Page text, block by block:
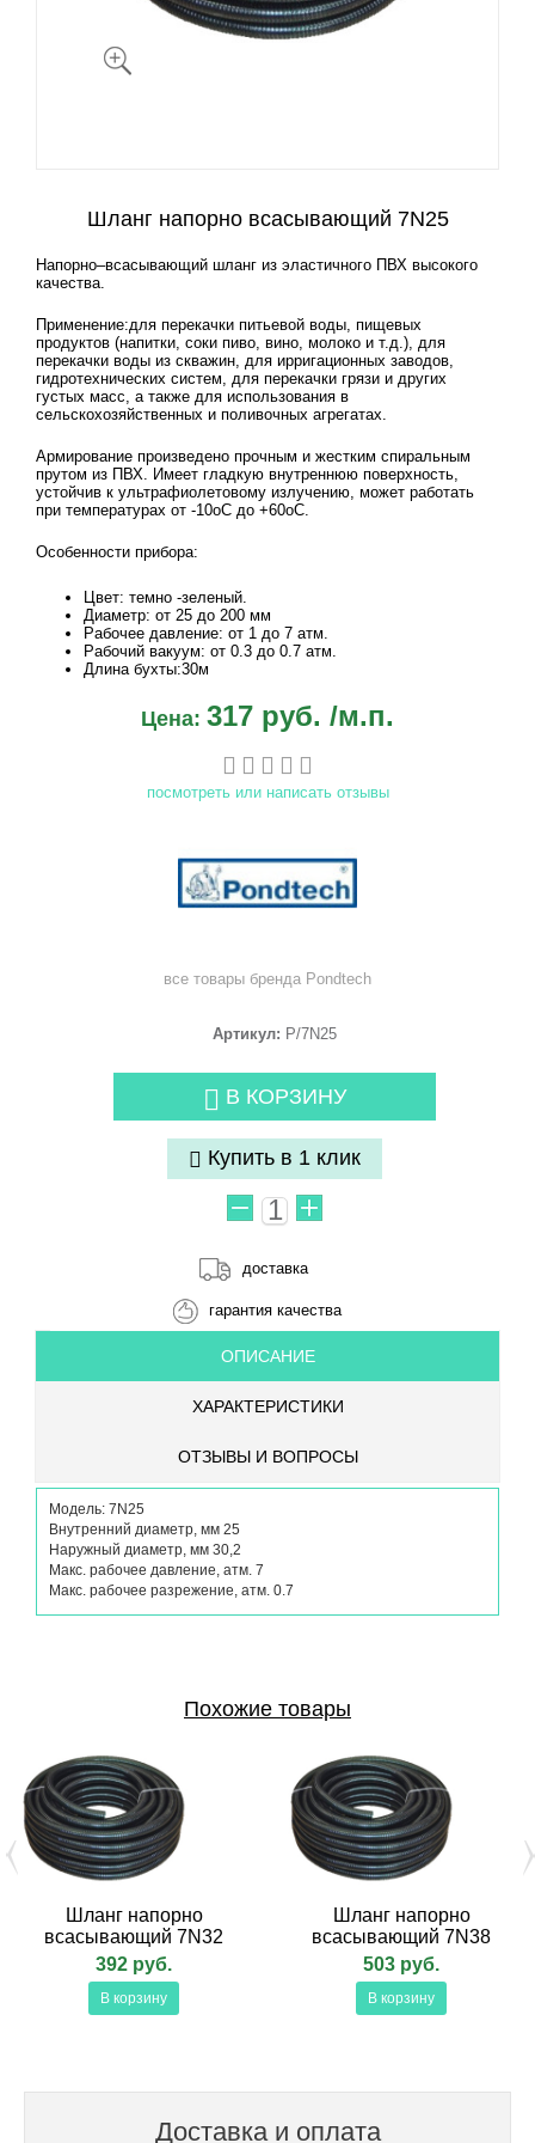
Шланг напорно всасывающий 7N25
Напорно–всасывающий шланг из эластичного ПВХ высокого
качества.
Применение:для перекачки питьевой воды, пищевых
продуктов (напитки, соки пиво, вино, молоко и т.д.), для
перекачки воды из скважин, для ирригационных заводов,
гидротехнических систем, для перекачки грязи и других
густых масс, а также для использования в
сельскохозяйственных и поливочных агрегатах.
Армирование произведено прочным и жестким спиральным
прутом из ПВХ. Имеет гладкую внутреннюю поверхность,
устойчив к ультрафиолетовому излучению, может работать
при температурах от -10оС до +60оС.
Особенности прибора:
Цвет: темно -зеленый.
Диаметр: от 25 до 200 мм
Рабочее давление: от 1 до 7 атм.
Рабочий вакуум: от 0.3 до 0.7 атм.
Длина бухты:30м
Цена: 317 руб. /м.п.
посмотреть или написать отзывы
все товары бренда Pondtech
Артикул: P/7N25
В КОРЗИНУ
Купить в 1 клик
доставка
гарантия качества
ОПИСАНИЕ
ХАРАКТЕРИСТИКИ
ОТЗЫВЫ И ВОПРОСЫ
Модель: 7N25
Внутренний диаметр, мм 25
Наружный диаметр, мм 30,2
Макс. рабочее давление, атм. 7
Макс. рабочее разрежение, атм. 0.7
Похожие товары
Шланг напорно
всасывающий 7N32
392 руб.
В корзину
Шланг напорно
всасывающий 7N38
503 руб.
В корзину
Доставка и оплата